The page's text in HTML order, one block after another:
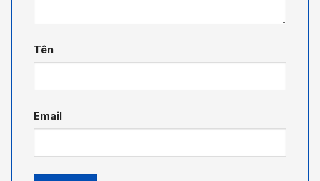
Tên
Email